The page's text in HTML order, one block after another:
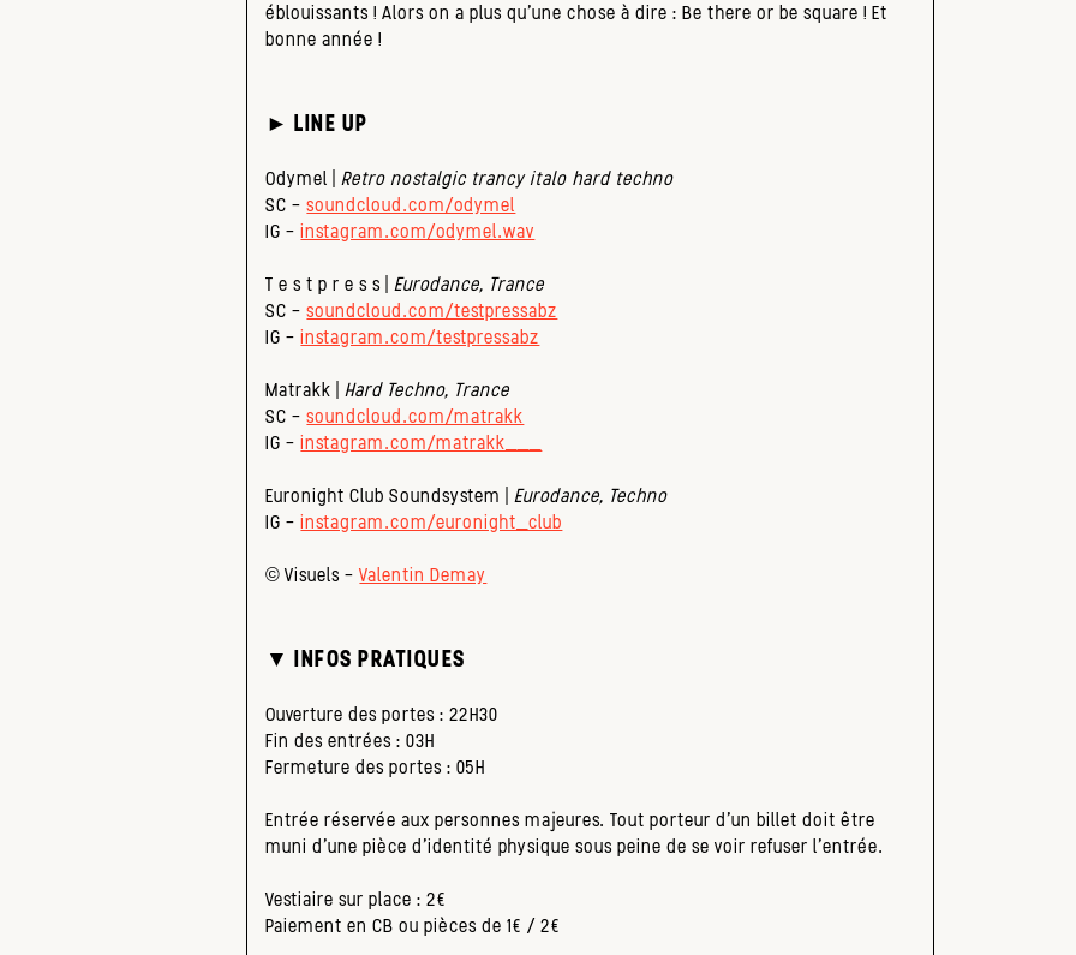
éblouissants ! Alors on a plus qu’une chose à dire : Be there or be square ! Et
bonne année !
► LINE UP
Odymel |Retro nostalgic trancy italo hard techno
SC –soundcloud.com/odymel
IG –instagram.com/odymel.wav
T e s t p r e s s |Eurodance, Trance
SC –soundcloud.com/testpressabz
IG –instagram.com/testpressabz
Matrakk |Hard Techno, Trance
SC –soundcloud.com/matrakk
IG –instagram.com/matrakk___
Euronight Club Soundsystem |Eurodance, Techno
IG –instagram.com/euronight_club
©️ Visuels –Valentin Demay
▼ INFOS PRATIQUES
Ouverture des portes : 22H30
Fin des entrées : 03H
Fermeture des portes : 05H
Entrée réservée aux personnes majeures. Tout porteur d’un billet doit être
muni d’une pièce d’identité physique sous peine de se voir refuser l’entrée.
Vestiaire sur place : 2€
Paiement en CB ou pièces de 1€ / 2€